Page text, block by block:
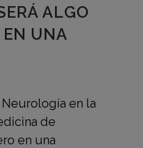
ALGO
UNA
en la
de
en una